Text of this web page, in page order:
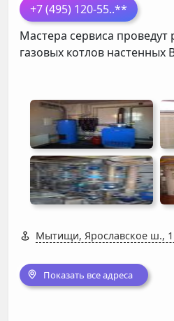
+7 (495) 120-55..**
Мастера сервиса
газовых котлов настенных
Мытищи, Ярославское ш.,
Показать все адреса